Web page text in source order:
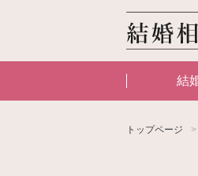
結
トップページ